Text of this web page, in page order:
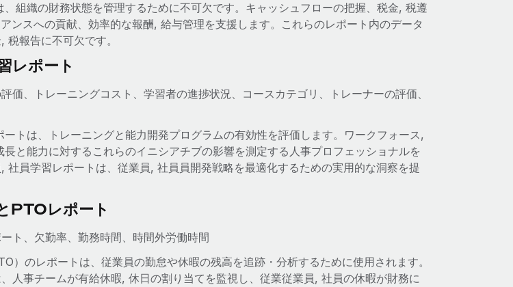
組織の財務状態を管理するために不可欠です。キャッシュフローの把握、税金, 税遵
ンスへの貢献、効率的な報酬, 給与管理を支援します。これらのレポート内のデータ
税報告に不可欠です。
レポート
価、トレーニングコスト、学習者の進捗状況、コースカテゴリ、トレーナーの評価、
トは、トレーニングと能力開発プログラムの有効性を評価します。ワークフォース,
と能力に対するこれらのイニシアチブの影響を測定する人事プロフェッショナルを
社員学習レポートは、従業員, 社員員開発戦略を最適化するための実用的な洞察を提
PTOレポート
ト、欠勤率、勤務時間、時間外労働時間
）のレポートは、従業員の勤怠や休暇の残高を追跡・分析するために使用されます。
人事チームが有給休暇, 休日の割り当てを監視し、従業従業員, 社員の休暇が財務に